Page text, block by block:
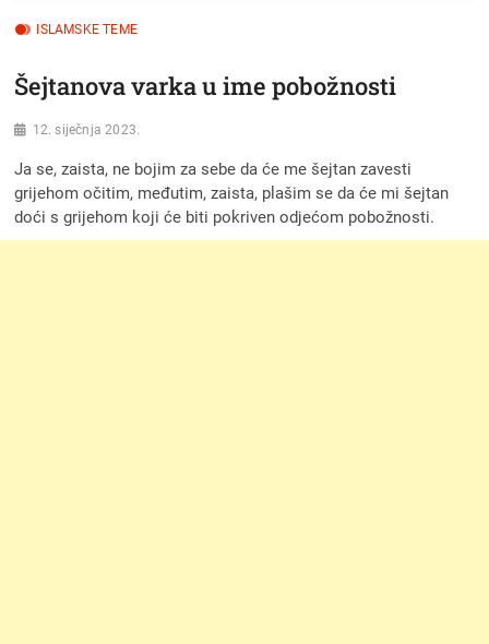
ISLAMSKE TEME
Šejtanova varka u ime pobožnosti
12. siječnja 2023.
Ja se, zaista, ne bojim za sebe da će me šejtan zavesti
grijehom očitim, međutim, zaista, plašim se da će mi šejtan
doći s grijehom koji će biti pokriven odjećom pobožnosti.